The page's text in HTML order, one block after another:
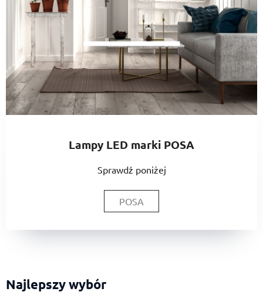
Lampy LED marki POSA
Sprawdź poniżej
POSA
Najlepszy wybór